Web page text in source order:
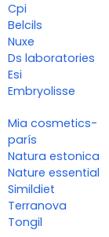
Cpi
Belcils
Nuxe
Ds laboratories
Esi
Embryolisse
Mia cosmetics-
parís
Natura estonica
Nature essential
Simildiet
Terranova
Tongil